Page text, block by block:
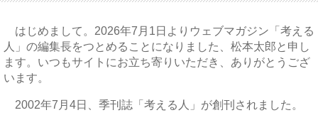
はじめまして。2026年7月1日よりウェブマガジン「考える
人」の編集長をつとめることになりました、松本太郎と申し
ます。いつもサイトにお立ち寄りいただき、ありがとうござ
います。
2002年7月4日、季刊誌「考える人」が創刊されました。